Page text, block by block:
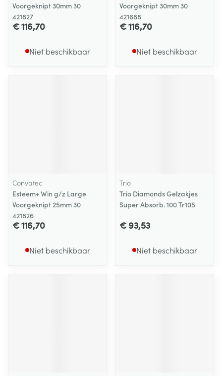
Voorgeknipt 30mm 30
421827
€ 116,70
Niet beschikbaar
Voorgeknipt 30mm 30
421688
€ 116,70
Niet beschikbaar
Convatec
Esteem+ Win g/z Large
Voorgeknipt 25mm 30
421826
€ 116,70
Niet beschikbaar
Trio
Trio Diamonds Gelzakjes
Super Absorb. 100 Tr105
€ 93,53
Niet beschikbaar